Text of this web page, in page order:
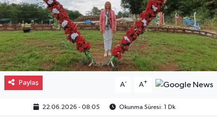
Paylaş A- A+
22.06.2026 - 08:05 Okunma Süresi: 1 Dk